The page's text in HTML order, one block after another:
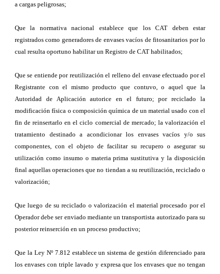
a cargas peligrosas;
Que la normativa nacional establece que los CAT deben estar
registrados como generadores de envases vacíos de fitosanitarios por lo
cual resulta oportuno habilitar un Registro de CAT habilitados;
Que se entiende por reutilización el relleno del envase efectuado por el
Registrante con el mismo producto que contuvo, o aquel que la
Autoridad de Aplicación autorice en el futuro; por reciclado la
modificación física o composición química de un material usado con el
fin de reinsertarlo en el ciclo comercial de mercado; la valorización el
tratamiento destinado a acondicionar los envases vacíos y/o sus
componentes, con el objeto de facilitar su recupero o asegurar su
utilización como insumo o materia prima sustitutiva y la disposición
final aquellas operaciones que no tiendan a su reutilización, reciclado o
valorización;
Que luego de su reciclado o valorización el material procesado por el
Operador debe ser enviado mediante un transportista autorizado para su
posterior reinserción en un proceso productivo;
Que la Ley Nº 7.812 establece un sistema de gestión diferenciado para
los envases con triple lavado y expresa que los envases que no tengan